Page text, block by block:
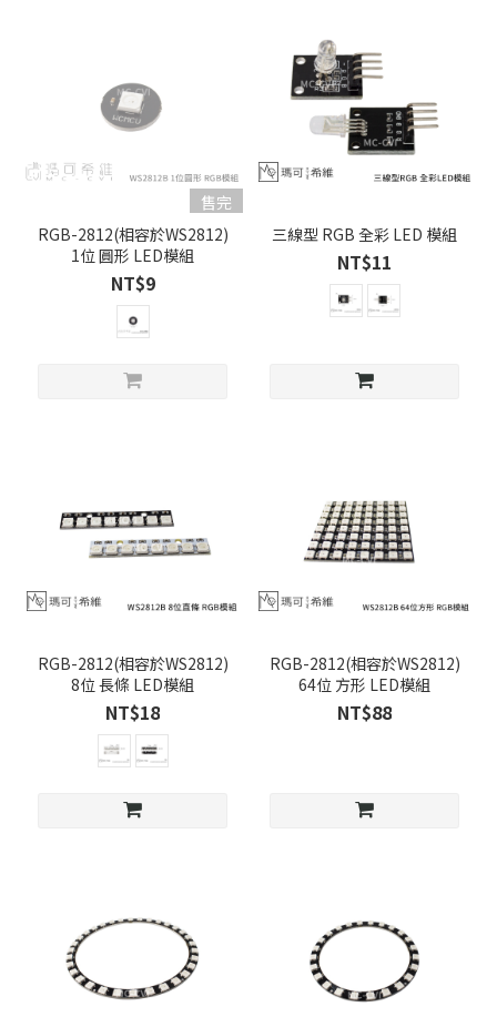
售完
RGB-2812(相容於WS2812)
1位 圓形 LED模組
NT$9
三線型 RGB 全彩 LED 模組
NT$11
RGB-2812(相容於WS2812)
8位 長條 LED模組
NT$18
RGB-2812(相容於WS2812)
64位 方形 LED模組
NT$88